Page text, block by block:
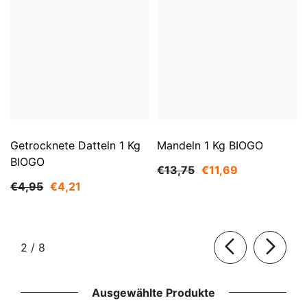
Getrocknete Datteln 1 Kg
BIOGO
€4,95 €4,21
Mandeln 1 Kg BIOGO
€13,75 €11,69
2 / von
8
Ausgewählte Produkte